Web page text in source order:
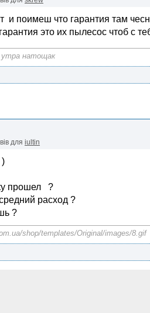
и поимеш что гарантия там
это их пылесос чтоб с
утра натощак
для iultin
)
прошел ?
расход ?
?
shop/templates/Original/images/8.gif